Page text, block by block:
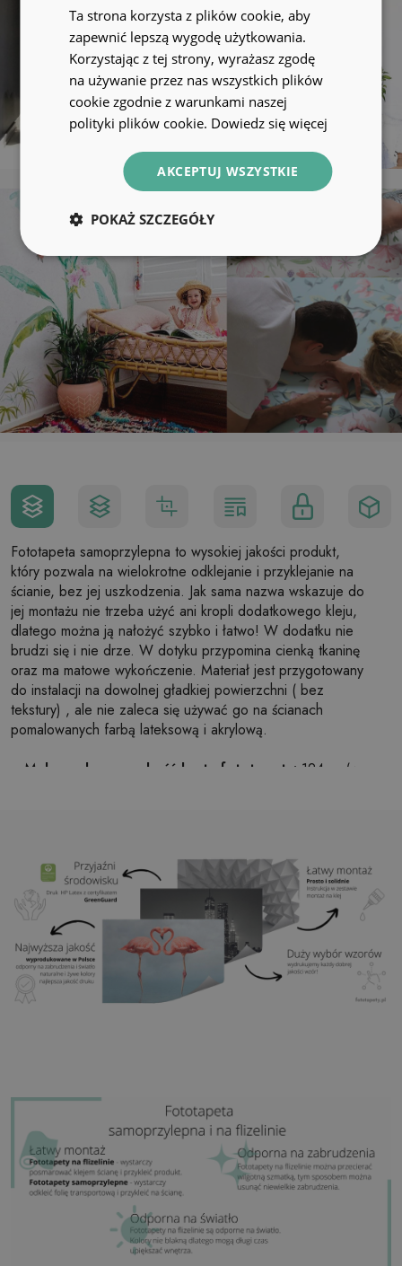
Fototapeta samoprzylepna to wysokiej jakości produkt,
który pozwala na wielokrotne odklejanie i przyklejanie na
ścianie, bez jej uszkodzenia. Jak sama nazwa wskazuje do
jej montażu nie trzeba użyć ani kropli dodatkowego kleju,
dlatego można ją nałożyć szybko i łatwo! W dodatku nie
brudzi się i nie drze. W dotyku przypomina cienką tkaninę
oraz ma matowe wykończenie. Materiał jest przygotowany
do instalacji na dowolnej gładkiej powierzchni ( bez
tekstury) , ale nie zaleca się używać go na ścianach
pomalowanych farbą lateksową i akrylową.
Maksymalna szerokość brytu fototapety: 124cm (w
Klej:Niepotrzebny
Zastosowanie:
Salon, sypialnia, pomieszczenia
biurowe, przedpokój i wiele innych
Ta strona korzysta z plików cookie, aby
zapewnić lepszą wygodę użytkowania.
Korzystając z tej strony, wyrażasz zgodę
na używanie przez nas wszystkich plików
cookie zgodnie z warunkami naszej
polityki plików cookie. Dowiedz się więcej
AKCEPTUJ WSZYSTKIE
POKAŻ SZCZEGÓŁY